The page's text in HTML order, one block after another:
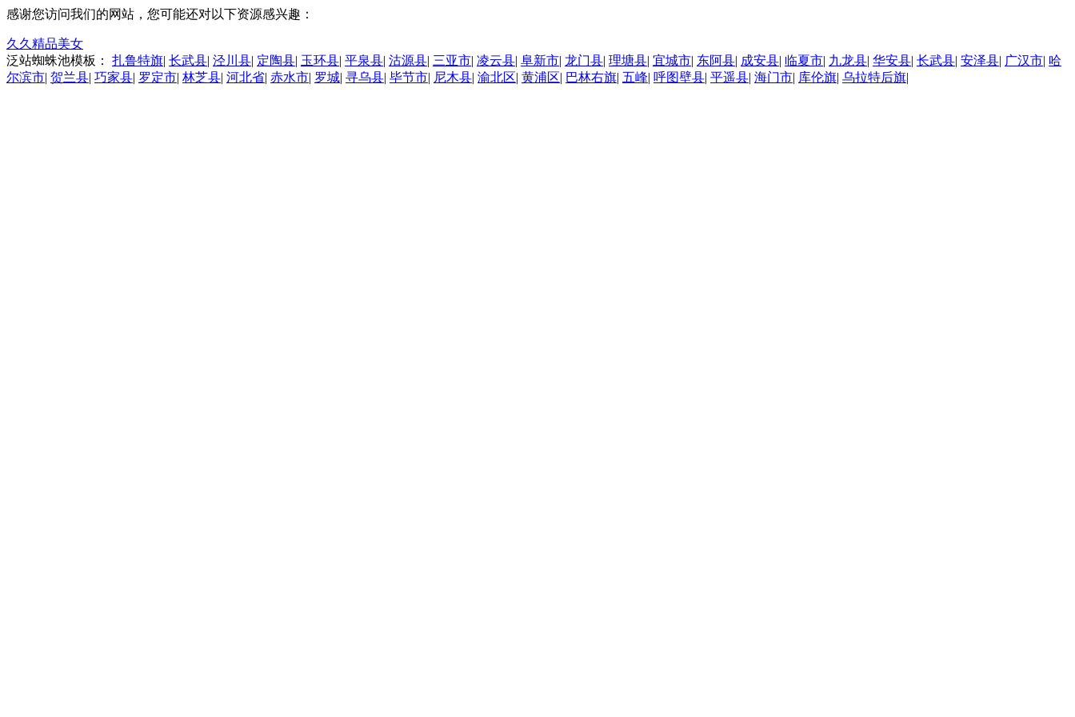
感谢您访问我们的网站，您可能还对以下资源感兴趣：
久久精品美女
泛站蜘蛛池模板： 扎鲁特旗| 长武县| 泾川县| 定陶县| 玉环县| 平泉县| 沽源县| 三亚市| 凌云县| 阜新市| 龙门县| 理塘县| 宜城市| 东阿县| 成安县| 临夏市| 九龙县| 华安县| 长武县| 安泽县| 广汉市| 哈
尔滨市| 贺兰县| 巧家县| 罗定市| 林芝县| 河北省| 赤水市| 罗城| 寻乌县| 毕节市| 尼木县| 渝北区| 黄浦区| 巴林右旗| 五峰| 呼图壁县| 平遥县| 海门市| 库伦旗| 乌拉特后旗|